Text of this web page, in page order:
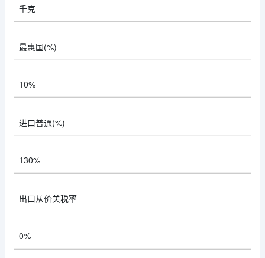
千克
最惠国(%)
10%
进口普通(%)
130%
出口从价关税率
0%